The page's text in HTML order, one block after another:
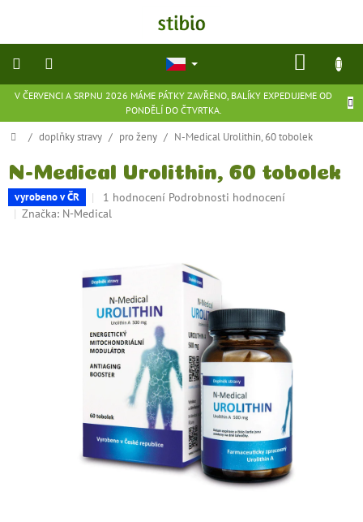
V ČERVENCI A SRPNU 2026 MÁME PÁTKY ZAVŘENO, BALÍKY EXPEDUJEME OD
PONDĚLÍ DO ČTVRTKA.
přírodní
stravy
potraviny
Domů
/ doplňky stravy / pro ženy / N-Medical Urolithin, 60 tobolek
N-Medical Urolithin, 60 tobolek
vyrobeno v ČR
Průměrné
hodnocení
z
5
hvězdiček.
1 hodnocení Podrobnosti hodnocení
Značka: N-Medical